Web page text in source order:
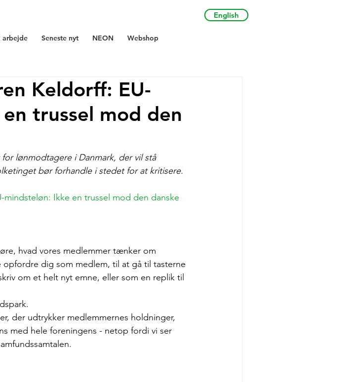
arbejde Seneste nyt NEON Webshop
English
Keldorff: EU-
trussel mod den
lønmodtagere i Danmark, der vil stå
bør forhandle i stedet for at kritisere.
mindsteløn: Ikke en trussel mod den danske
hvad vores medlemmer tænker om
dig som medlem, til at gå til tasterne
om et helt nyt emne, eller som en replik til
der udtrykker medlemmernes holdninger,
med hele foreningens - netop fordi vi ser